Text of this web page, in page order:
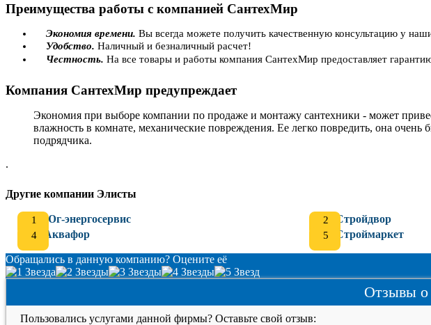
Преимущества работы с компанией СантехМир
Экономия времени. Вы всегда можете получить качественную консультацию у
Удобство. Наличный и безналичный расчет!
Честность. На все товары и работы компания СантехМир предоставляет
Компания СантехМир предупреждает
Экономия при выборе компании по продаже и монтажу сантехники - может
влажность в комнате, механические повреждения. Ее легко повредить, она очень
подрядчика.
.
Другие компании Элисты
Юг-энергосервис Стройдвор
Аквафор
Строймаркет
Обращались в данную компанию? Оцените её
Отзывы
Пользовались услугами данной фирмы? Оставьте свой отзыв: